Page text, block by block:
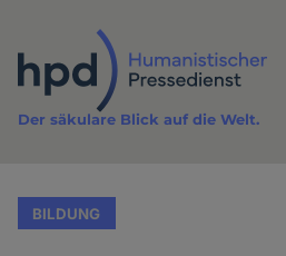
Inhalt
Der säkulare Blick auf die Welt.
BILDUNG